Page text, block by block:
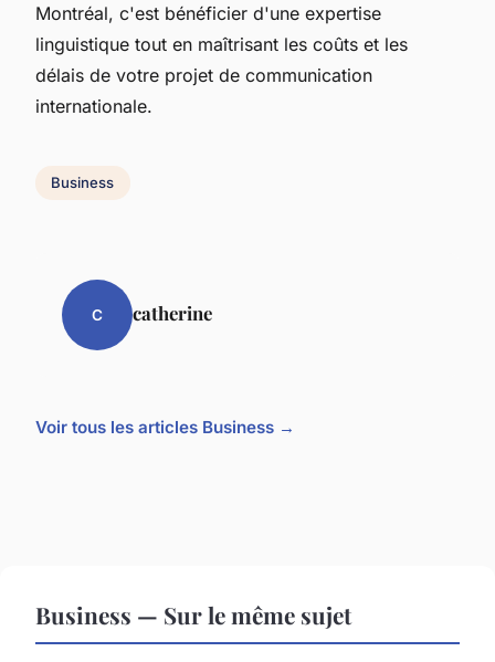
Montréal, c'est bénéficier d'une expertise
linguistique tout en maîtrisant les coûts et les
délais de votre projet de communication
internationale.
Business
C catherine
Voir tous les articles Business →
Business — Sur le même sujet